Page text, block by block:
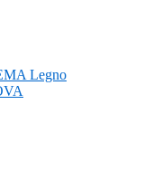
Legno